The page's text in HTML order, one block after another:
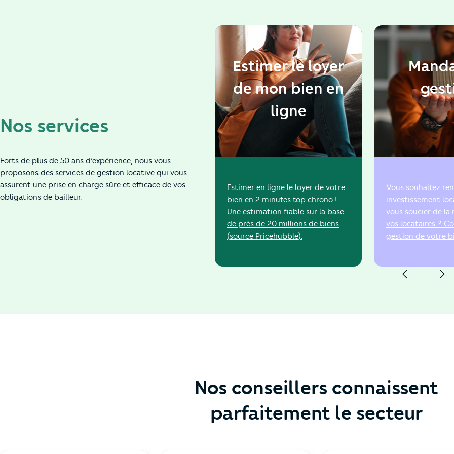
Nos services
Forts de plus de 50 ans d’expérience, nous vous
proposons des services de gestion locative qui vous
assurent une prise en charge sûre et efficace de vos
obligations de bailleur.
Estimer le loyer
de mon bien en
ligne
Estimer en ligne le loyer de votre
bien en 2 minutes top chrono !
Une estimation fiable sur la base
de près de 20 millions de biens
(source Pricehubble).
Vous souhaitez
investissement
vous soucier de la
vos locataires ?
gestion de votre
Nos conseillers connaissent
parfaitement le secteur